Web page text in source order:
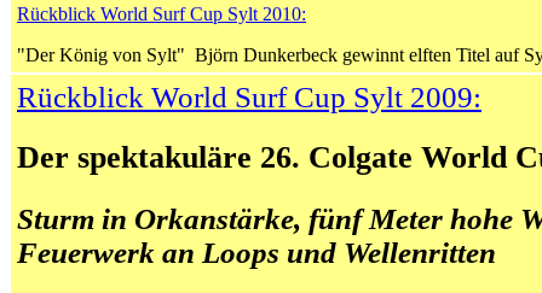
Rückblick World Surf Cup Sylt 2010:
"Der König von Sylt" Björn Dunkerbeck gewinnt elften Titel auf
Rückblick World Surf Cup Sylt 2009:
Der spektakuläre 26. Colgate World
Sturm in Orkanstärke, fünf Meter hohe
Feuerwerk an Loops und Wellenritten